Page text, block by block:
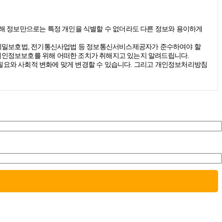
정보만으로는 특정 개인을 식별할 수 없더라도 다른 정보와 용이하게
보호법, 전기통신사업법 등 정보통신서비스제공자가 준수하여야 할
정보보호를 위해 어떠한 조치가 취해지고 있는지 알려드립니다.
와 사회적 변화에 맞게 변경할 수 있습니다. 그리고 개인정보처리방침
집하게 됩니다.